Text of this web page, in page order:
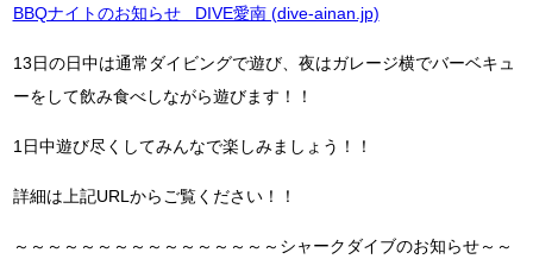
BBQナイトのお知らせ DIVE愛南 (dive-ainan.jp)
13日の日中は通常ダイビングで遊び、夜はガレージ横でバーベキュ
ーをして飲み食べしながら遊びます！！
1日中遊び尽くしてみんなで楽しみましょう！！
詳細は上記URLからご覧ください！！
～～～～～～～～～～～～～～～～シャークダイブのお知らせ～～